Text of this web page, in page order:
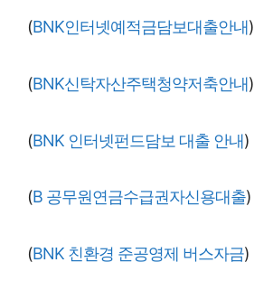
(BNK인터넷예적금담보대출안내)
(BNK신탁자산주택청약저축안내)
(BNK 인터넷펀드담보 대출 안내)
(B 공무원연금수급권자신용대출)
(BNK 친환경 준공영제 버스자금)